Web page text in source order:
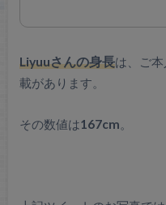
Liyuuさんの身長は、ご
載があります。
その数値は167cm。